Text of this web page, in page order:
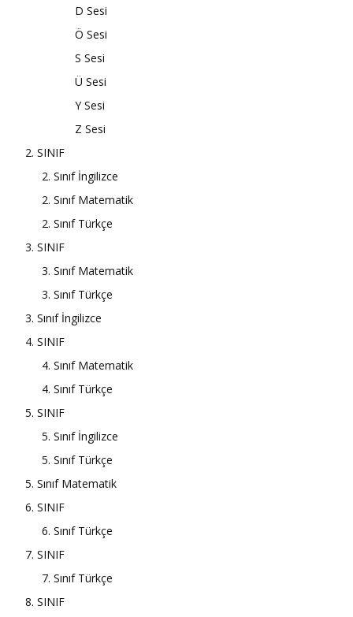
D Sesi
Ö Sesi
S Sesi
Ü Sesi
Y Sesi
Z Sesi
2. SINIF
2. Sınıf İngilizce
2. Sınıf Matematik
2. Sınıf Türkçe
3. SINIF
3. Sınıf Matematik
3. Sınıf Türkçe
3. Sınıf İngilizce
4. SINIF
4. Sınıf Matematik
4. Sınıf Türkçe
5. SINIF
5. Sınıf İngilizce
5. Sınıf Türkçe
5. Sınıf Matematik
6. SINIF
6. Sınıf Türkçe
7. SINIF
7. Sınıf Türkçe
8. SINIF